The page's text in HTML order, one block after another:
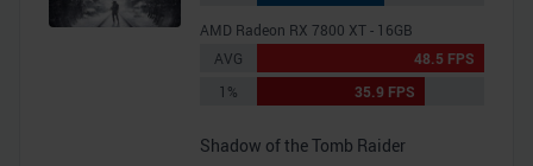
AMD Radeon RX 7800 XT - 16GB
AVG
48.5 FPS
1%
35.9 FPS
Shadow of the Tomb Raider